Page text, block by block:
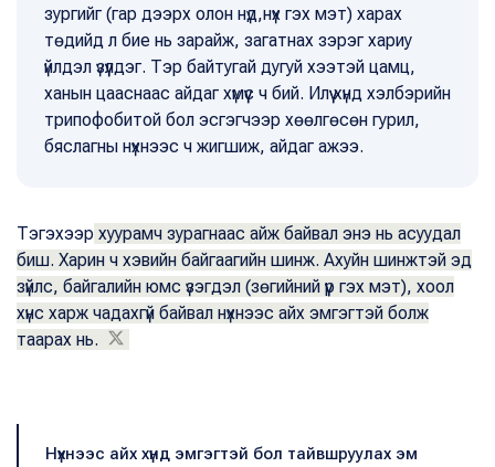
зургийг (гар дээрх олон нүд,нүх гэх мэт) харах
төдийд л бие нь зарайж, загатнах зэрэг хариу
үйлдэл үзүүлдэг. Тэр байтугай дугуй хээтэй цамц,
ханын цааснаас айдаг хүмүүс ч бий. Илүү хүнд хэлбэрийн
трипофобитой бол эсгэгчээр хөөлгөсөн гурил,
бяслагны нүхнээс ч жигшиж, айдаг ажээ.
Тэгэхээр хуурамч зурагнаас айж байвал энэ нь асуудал
биш. Харин ч хэвийн байгаагийн шинж. Ахуйн шинжтэй эд
зүйлс, байгалийн юмс үзэгдэл (зөгийний үүр гэх мэт), хоол
хүнс харж чадахгүй байвал нүхнээс айх эмгэгтэй болж
таарах нь.
Нүхнээс айх хүнд эмгэгтэй бол тайвшруулах эм